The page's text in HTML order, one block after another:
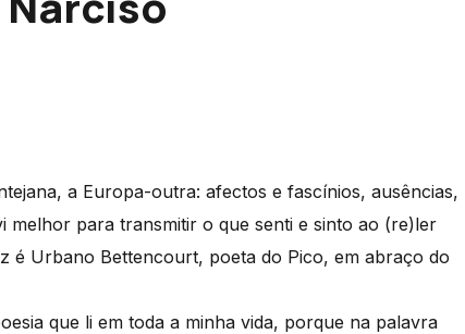
a Europa-outra: afectos e fascínios, ausências,
melhor para transmitir o que senti e sinto ao (re)ler
é Urbano Bettencourt, poeta do Pico, em abraço do
que li em toda a minha vida, porque na palavra